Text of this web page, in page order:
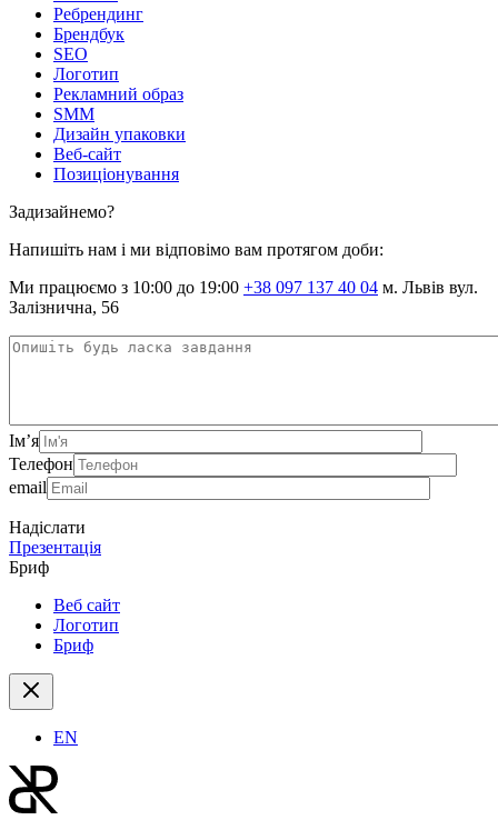
Ребрендинг
Брендбук
SEO
Логотип
Рекламний образ
SMM
Дизайн упаковки
Веб-сайт
Позиціонування
Задизайнемо?
Напишіть нам і ми відповімо вам протягом доби:
Ми працюємо з 10:00 до 19:00 +38 097 137 40 04 м. Львів вул.
Залізнична, 56
Ім’я
Телефон
email
Надіслати
Презентація
Бриф
Веб сайт
Логотип
Бриф
EN